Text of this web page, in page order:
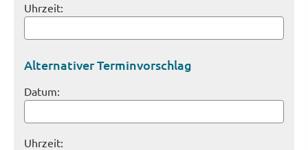
Uhrzeit:
Alternativer Terminvorschlag
Datum:
Uhrzeit: